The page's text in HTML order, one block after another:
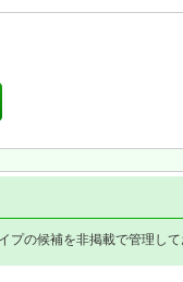
の候補を非掲載で管理して